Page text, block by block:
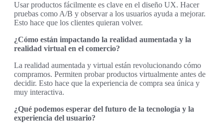
Usar productos fácilmente es clave en el diseño UX. Hacer
pruebas como A/B y observar a los usuarios ayuda a mejorar.
Esto hace que los clientes quieran volver.
¿Cómo están impactando la realidad aumentada y la
realidad virtual en el comercio?
La realidad aumentada y virtual están revolucionando cómo
compramos. Permiten probar productos virtualmente antes de
decidir. Esto hace que la experiencia de compra sea única y
muy interactiva.
¿Qué podemos esperar del futuro de la tecnología y la
experiencia del usuario?